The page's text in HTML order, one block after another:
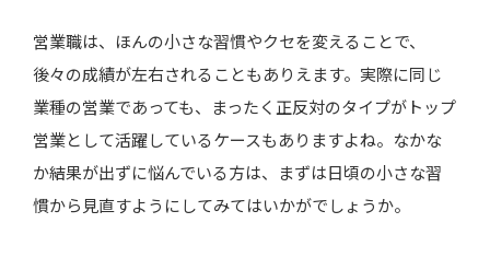
営業職は、ほんの小さな習慣やクセを変えることで、
後々の成績が左右されることもありえます。実際に同じ
業種の営業であっても、まったく正反対のタイプがトップ
営業として活躍しているケースもありますよね。なかな
か結果が出ずに悩んでいる方は、まずは日頃の小さな習
慣から見直すようにしてみてはいかがでしょうか。